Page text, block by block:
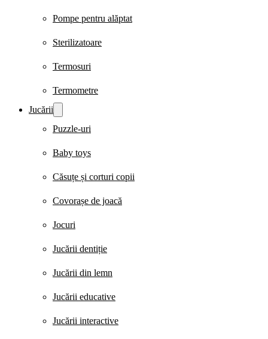
Pompe pentru alăptat
Sterilizatoare
Termosuri
Termometre
Jucării
Puzzle-uri
Baby toys
Căsuțe și corturi copii
Covorașe de joacă
Jocuri
Jucării dentiție
Jucării din lemn
Jucării educative
Jucării interactive